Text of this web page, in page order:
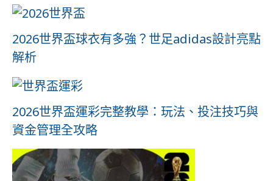
2026世界盃球衣有多強？世足adidas設計亮點
解析
2026世界盃運彩完整教學：玩法、投注技巧與
資金管理全攻略